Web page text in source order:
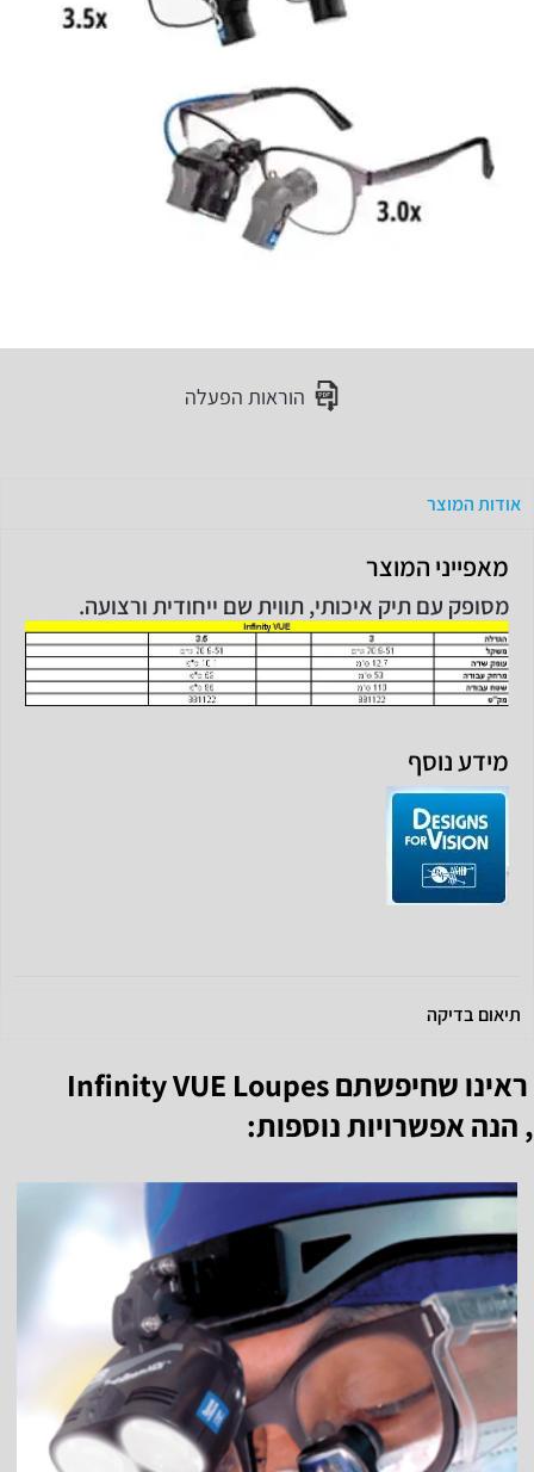
הוראות הפעלה
אודות המוצר
מאפייני המוצר
מסופק עם תיק איכותי, תווית שם ייחודית ורצועה.
מידע נוסף
תיאום בדיקה
ראינו שחיפשתםInfinity VUE Loupes
, הנה אפשרויות נוספות: